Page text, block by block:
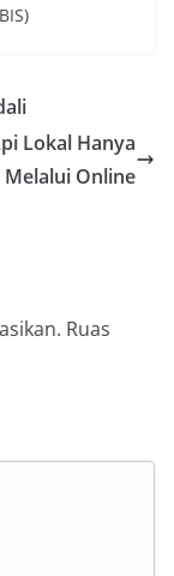
Lokal Hanya
Online
Ruas